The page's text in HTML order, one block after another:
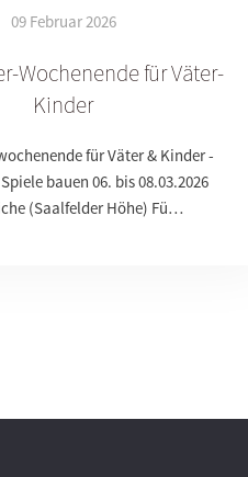
09 Februar 2026
Wochenende für Väter-
Kinder
für Väter & Kinder -
bauen 06. bis 08.03.2026
(Saalfelder Höhe) Fü…